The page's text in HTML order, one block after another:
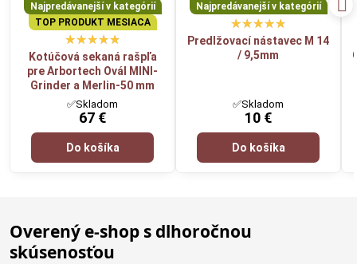
Najpredávanejší v kategórií
TOP PRODUKT MESIACA
Kotúčová sekaná rašpľa
pre Arbortech Ovál MINI-
Grinder a Merlin-50 mm
✅Skladom
67 €
Do košíka
Najpredávanejší v kategórií
Predlžovací nástavec M 14
/ 9,5mm
✅Skladom
10 €
Do košíka
Overený e-shop s dlhoročnou
skúsenosťou